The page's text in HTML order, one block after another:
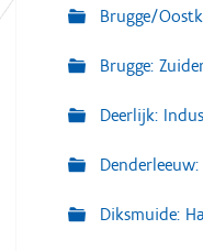
Brugge/
Brugge:
Deerlijk:
Denderleeuw:
Diksmuide: